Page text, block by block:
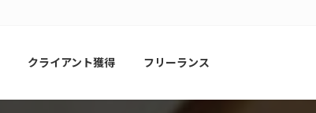
クライアント獲得 フリーランス